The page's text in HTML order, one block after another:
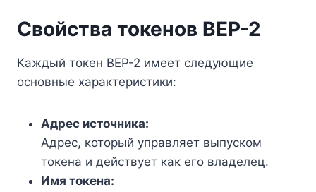
Свойства токенов BEP-2
Каждый токен BEP-2 имеет следующие
основные характеристики:
Адрес источника:
Адрес, который управляет выпуском
токена и действует как его владелец.
Имя токена: